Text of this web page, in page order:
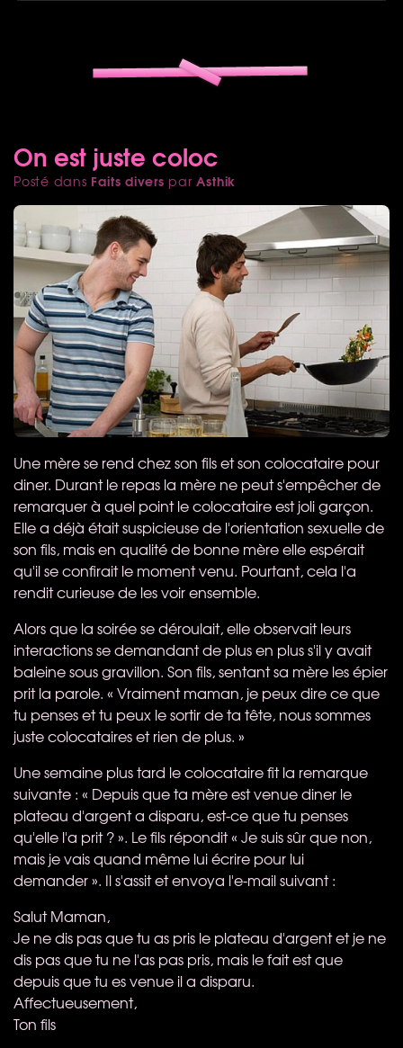
On est juste coloc
Posté dans Faits divers parAsthik
Une mère se rend chez son fils et son colocataire pour
diner. Durant le repas la mère ne peut s'empêcher de
remarquer à quel point le colocataire est joli garçon.
Elle a déjà était suspicieuse de l'orientation sexuelle de
son fils, mais en qualité de bonne mère elle espérait
qu'il se confirait le moment venu. Pourtant, cela l'a
rendit curieuse de les voir ensemble.
Alors que la soirée se déroulait, elle observait leurs
interactions se demandant de plus en plus s'il y avait
baleine sous gravillon. Son fils, sentant sa mère les épier
prit la parole. « Vraiment maman, je peux dire ce que
tu penses et tu peux le sortir de ta tête, nous sommes
juste colocataires et rien de plus. »
Une semaine plus tard le colocataire fit la remarque
suivante : « Depuis que ta mère est venue diner le
plateau d'argent a disparu, est-ce que tu penses
qu'elle l'a prit ? ». Le fils répondit « Je suis sûr que non,
mais je vais quand même lui écrire pour lui
demander ». Il s'assit et envoya l'e-mail suivant :
Salut Maman,
Je ne dis pas que tu as pris le plateau d'argent et je ne
dis pas que tu ne l'as pas pris, mais le fait est que
depuis que tu es venue il a disparu.
Affectueusement,
Ton fils